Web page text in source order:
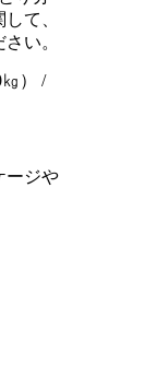
て、
い。
） /
ージや